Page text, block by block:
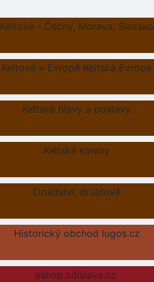
Keltové - Čechy, Morava, Slezsko
Keltové v Evropě Keltská Evropa
Keltské hlavy a postavy
Keltské kmeny
Druidství, druidové
Historický obchod lugos.cz
eshop.zdislava.cz